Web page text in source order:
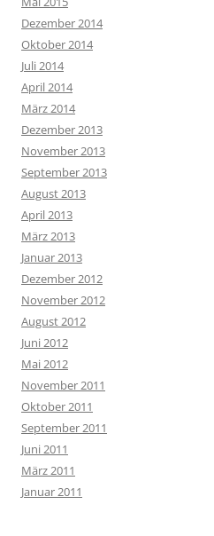
Dezember 2014
Oktober 2014
Juli 2014
April 2014
März 2014
Dezember 2013
November 2013
September 2013
August 2013
April 2013
März 2013
Januar 2013
Dezember 2012
November 2012
August 2012
Juni 2012
Mai 2012
November 2011
Oktober 2011
September 2011
Juni 2011
März 2011
Januar 2011